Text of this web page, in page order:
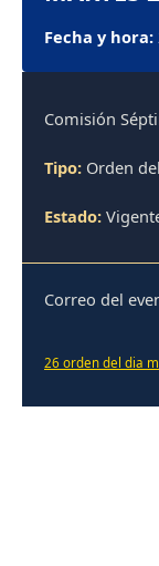
Fecha y hora:
Comisión
Tipo: Orden
Estado:
Correo del
26 orden del dia